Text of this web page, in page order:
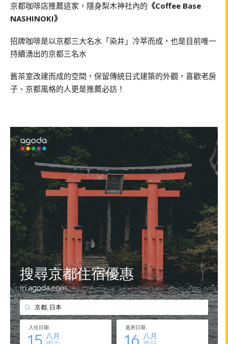
京都咖啡店推薦這家，隱身梨木神社內的 《Coffee Base
NASHINOKI》
招牌咖啡是以京都三大名水「染井」冷萃而成，也是目前唯一
持續湧出的京都三名水
舊茶室改建而成的空間，保留傳統日式建築的外觀，喜歡老房
子、京都風格的人更是推薦必訪！